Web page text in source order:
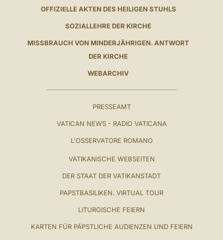
OFFIZIELLE AKTEN DES HEILIGEN STUHLS
SOZIALLEHRE DER KIRCHE
MISSBRAUCH VON MINDERJÄHRIGEN. ANTWORT
DER KIRCHE
WEBARCHIV
PRESSEAMT
VATICAN NEWS - RADIO VATICANA
L'OSSERVATORE ROMANO
VATIKANISCHE WEBSEITEN
DER STAAT DER VATIKANSTADT
PAPSTBASILIKEN. VIRTUAL TOUR
LITURGISCHE FEIERN
KARTEN FÜR PÄPSTLICHE AUDIENZEN UND FEIERN